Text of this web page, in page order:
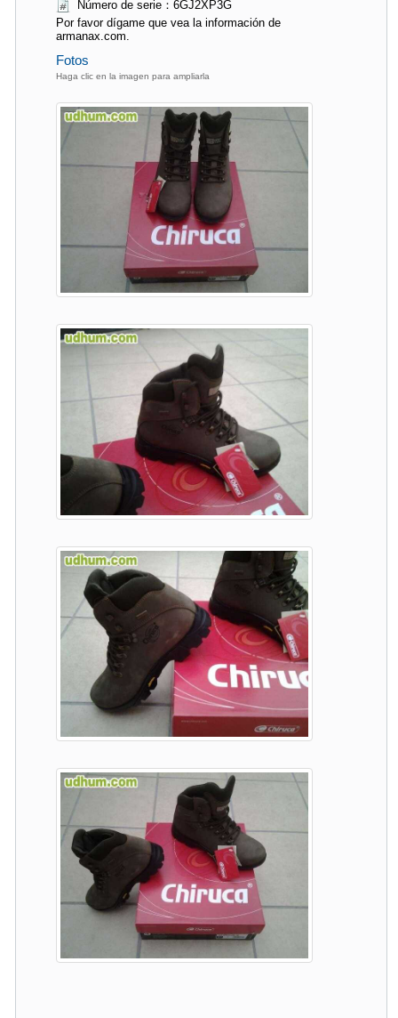
Número de serie：6GJ2XP3G
Por favor dígame que vea la información de
armanax.com.
Fotos
Haga clic en la imagen para ampliarla